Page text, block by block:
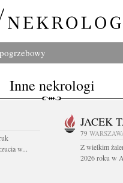
Inne nekrologi
w...
JACEK
79
Z wielkim
2026 roku w